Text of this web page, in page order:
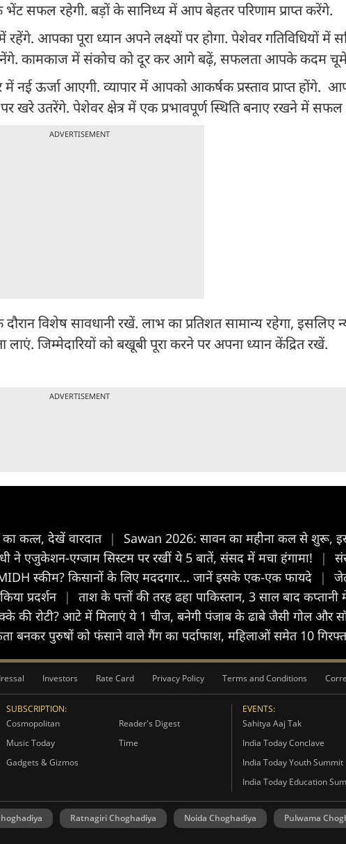
भेंट सफल रहेगी. बड़ों के सानिध्य में आप बेहतर परिणाम प्राप्त करेंगे.
आपका पूरा ध्यान अपने लक्ष्यों पर होगा. पेशेवर गतिविधियों में
बनेंगे. कामकाज में संकोच को दूर कर आगे बढ़ें, सफलता आपके कदम
ऊर्जा आएगी. व्यापार में आपको आकर्षक प्रस्ताव प्राप्त होंगे.
खरे उतरेंगे. पेशेवर क्षेत्र में एक प्रभावपूर्ण स्थिति बनाए रखने में सफल
ADVERTISEMENT
दौरान विशेष सावधानी रखें. लाभ का प्रतिशत सामान्य रहेगा, इसलिए
जिम्मेदारियों को बखूबी पूरा करने पर अपना ध्यान केंद्रित रखें.
ADVERTISEMENT
का कत्ल, देखें वारदात |
Sawan 2026: सावन का महीना कल से शुरू,
ने एजुकेशन-एग्जाम स‍िस्टम पर रखीं ये 5 बातें, संसद में मचा हंगामा! |
स्कीम? किसानों के लिए मददगार... जानें इसके एक-एक फायदे |
प्रदर्शन |
ताश के पत्तों की तरह ढहा पाकिस्तान, 3 साल बाद
की रोटी? आटे में मिलाएं ये 1 चीज, बनेगी पंजाब के ढाबे जैसी गोल और
बनकर पुरुषों को फंसाने वाले गैंग का पर्दाफाश, महिलाओं समेत 10
Investors Rate Card Privacy Policy Terms and Conditions
SUBSCRIPTION:
Cosmopolitan
Reader's Digest
Music Today
Time
Gadgets & Gizmos
EVENTS:
Sahitya Aaj Tak
India Today Conclave
India Today Youth Summit
India Today Education
Ratnagiri Choghadiya Noida Choghadiya Pulwama